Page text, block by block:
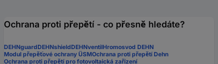
Ochrana proti přepětí - co přesně hledáte?
DEHNguardDEHNshieldDEHNventilHromosvod DEHN
Modul přepěťové ochrany ÜSMOchrana proti přepětí Dehn
Ochrana proti přepětí pro fotovoltaická zařízení